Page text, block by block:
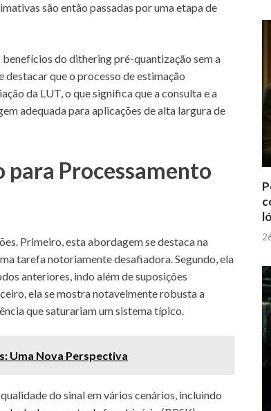
são então passadas por uma etapa de
do dithering pré-quantização sem a
que o processo de estimação
da LUT, o que significa que a consulta e a
adequada para aplicações de alta largura de
para Processamento
Primeiro, esta abordagem se destaca na
tarefa notoriamente desafiadora. Segundo, ela
anteriores, indo além de suposições
ela se mostra notavelmente robusta a
que saturariam um sistema típico.
Uma Nova Perspectiva
do sinal em vários cenários, incluindo